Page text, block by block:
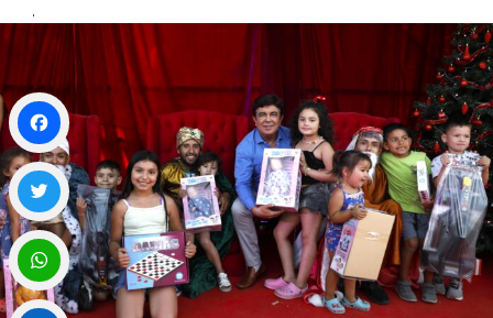
Facebook
Twitter
WhatsApp